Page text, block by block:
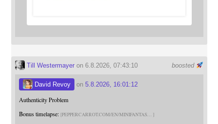
boosted
Till Westermayeron 6.8.2026, 07:43:10
David Revoy on 5.8.2026, 16:01:12
Authenticity Problem
Bonus timelapse: PEPPERCARROT.COM/EN/MINIFANTAS